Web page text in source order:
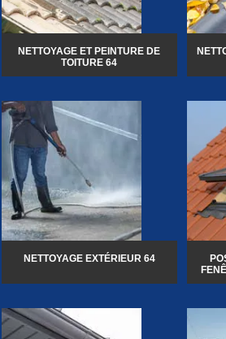
NETTOYAGE ET PEINTURE DE
TOITURE 64
NETTOYAGE EXTÉRIEUR 64